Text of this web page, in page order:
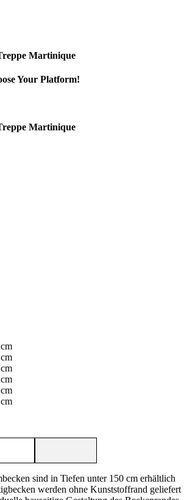
Martinique
Your Platform!
Martinique
sind in Tiefen unter 150 cm erhältlich
werden ohne Kunststoffrand geliefert